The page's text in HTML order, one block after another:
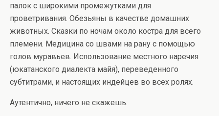
палок с широкими промежутками для
проветривания. Обезьяны в качестве домашних
животных. Сказки по ночам около костра для всего
племени. Медицина со швами на рану с помощью
голов муравьев. Использование местного наречия
(юкатанского диалекта майя), переведенного
субтитрами, и настоящих индейцев во всех ролях.
Аутентично, ничего не скажешь.